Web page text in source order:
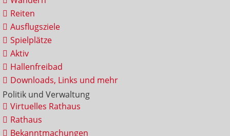
Reiten
Ausflugsziele
Spielplätze
Aktiv
Hallenfreibad
Downloads, Links und mehr
Politik und Verwaltung
Virtuelles Rathaus
Rathaus
Bekanntmachungen